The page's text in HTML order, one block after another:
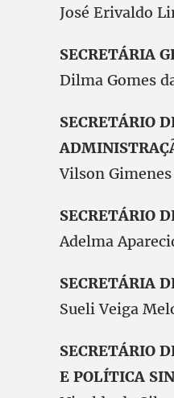
José Erivaldo
SECRETÁRIA
Dilma Gomes
SECRETÁRIO
Vilson
SECRETÁRIO
Adelma
SECRETÁRIA
Sueli Veiga
SECRETÁRIO
E POLÍTICA